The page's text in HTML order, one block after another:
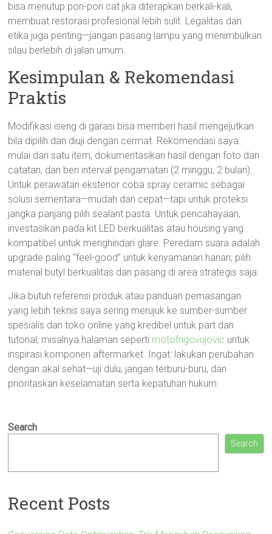
bisa menutup pori-pori cat jika diterapkan berkali-kali,
membuat restorasi profesional lebih sulit. Legalitas dan
etika juga penting—jangan pasang lampu yang menimbulkan
silau berlebih di jalan umum.
Kesimpulan & Rekomendasi
Praktis
Modifikasi iseng di garasi bisa memberi hasil mengejutkan
bila dipilih dan diuji dengan cermat. Rekomendasi saya:
mulai dari satu item, dokumentasikan hasil dengan foto dan
catatan, dan beri interval pengamatan (2 minggu, 2 bulan).
Untuk perawatan eksterior coba spray ceramic sebagai
solusi sementara—mudah dan cepat—tapi untuk proteksi
jangka panjang pilih sealant pasta. Untuk pencahayaan,
investasikan pada kit LED berkualitas atau housing yang
kompatibel untuk menghindari glare. Peredam suara adalah
upgrade paling “feel-good” untuk kenyamanan harian; pilih
material butyl berkualitas dan pasang di area strategis saja.
Jika butuh referensi produk atau panduan pemasangan
yang lebih teknis saya sering merujuk ke sumber-sumber
spesialis dan toko online yang kredibel untuk part dan
tutorial, misalnya halaman seperti motofrigovujovic untuk
inspirasi komponen aftermarket. Ingat: lakukan perubahan
dengan akal sehat—uji dulu, jangan terburu-buru, dan
prioritaskan keselamatan serta kepatuhan hukum.
Search
Search
Recent Posts